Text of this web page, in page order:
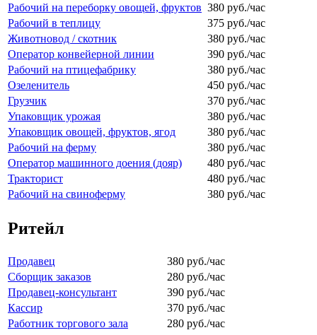
Рабочий на переборку овощей, фруктов 380 руб./час
Рабочий в теплицу
375 руб./час
Животновод / скотник
380 руб./час
Оператор конвейерной линии
390 руб./час
Рабочий на птицефабрику
380 руб./час
Озеленитель
450 руб./час
Грузчик
370 руб./час
Упаковщик урожая
380 руб./час
Упаковщик овощей, фруктов, ягод
380 руб./час
Рабочий на ферму
380 руб./час
Оператор машинного доения (дояр)
480 руб./час
Тракторист
480 руб./час
Рабочий на свиноферму
380 руб./час
Ритейл
Продавец
380 руб./час
Сборщик заказов
280 руб./час
Продавец-консультант
390 руб./час
Кассир
370 руб./час
Работник торгового зала
280 руб./час